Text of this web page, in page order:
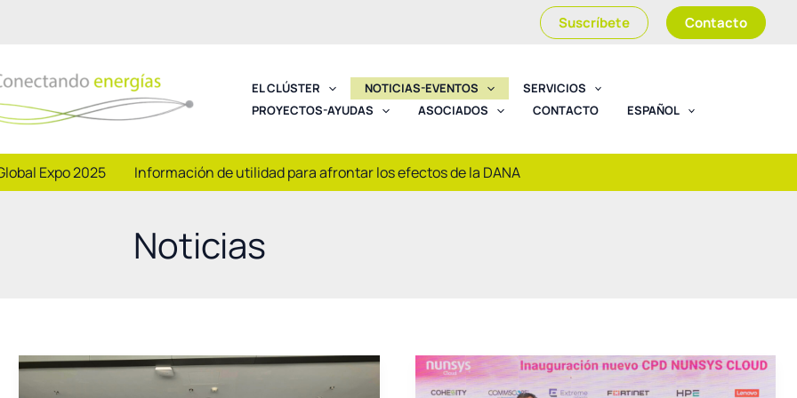
Suscríbete Contacto
EL CLÚSTER NOTICIAS-EVENTOS
SERVICIOS
PROYECTOS-AYUDAS
ASOCIADOS CONTACTO ESPAÑOL
Expo 2025 Información de utilidad para afrontar los efectos de la DANA
Noticias